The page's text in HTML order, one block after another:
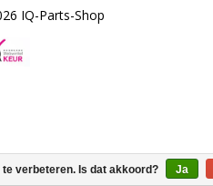
IQ-Parts-Shop
verbeteren. Is dat akkoord? Ja